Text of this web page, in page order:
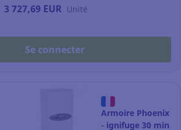
3 727,69 EUR Unité
Se connecter
Armoire Phoenix
- ignifuge 30 min